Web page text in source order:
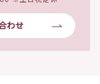
わせ